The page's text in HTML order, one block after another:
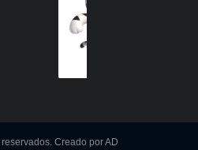
Creado por AD